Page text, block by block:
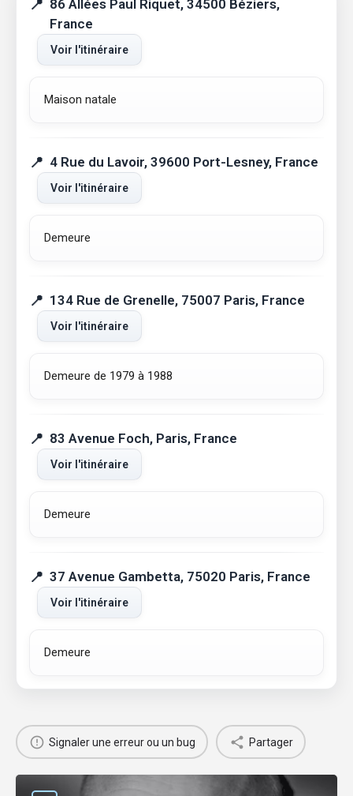
86 Allées Paul Riquet, 34500 Béziers,
France
Voir l'itinéraire
Maison natale
4 Rue du Lavoir, 39600 Port-Lesney, France
Voir l'itinéraire
Demeure
134 Rue de Grenelle, 75007 Paris, France
Voir l'itinéraire
Demeure de 1979 à 1988
83 Avenue Foch, Paris, France
Voir l'itinéraire
Demeure
37 Avenue Gambetta, 75020 Paris, France
Voir l'itinéraire
Demeure
Signaler une erreur ou un bug Partager